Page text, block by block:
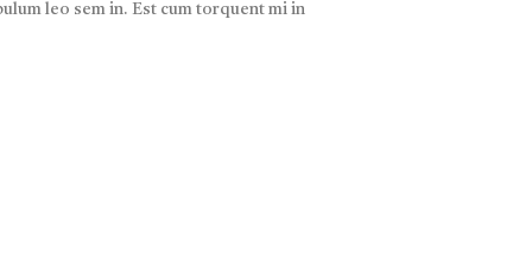
leo sem in. Est cum torquent mi in